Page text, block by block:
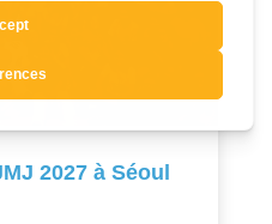
2027 à Séoul